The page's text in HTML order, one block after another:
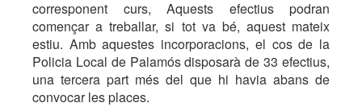
corresponent curs, Aquests efectius podran
començar a treballar, si tot va bé, aquest mateix
estiu. Amb aquestes incorporacions, el cos de la
Policia Local de Palamós disposarà de 33 efectius,
una tercera part més del que hi havia abans de
convocar les places.